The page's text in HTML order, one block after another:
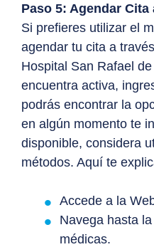
Paso 5: Agendar Cita
Si prefieres utilizar el
agendar tu cita a
Hospital San Rafael
encuentra activa,
podrás encontrar la
en algún momento te
disponible, considera
métodos. Aquí te
Accede a la
Navega hasta
médicas.